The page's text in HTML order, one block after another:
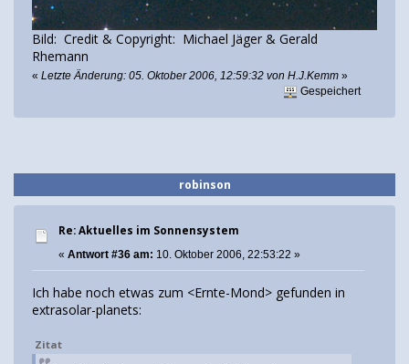
Bild: Credit & Copyright: Michael Jäger & Gerald
Rhemann
« Letzte Änderung: 05. Oktober 2006, 12:59:32 von H.J.Kemm »
Gespeichert
robinson
Re: Aktuelles im Sonnensystem
« Antwort #36 am: 10. Oktober 2006, 22:53:22 »
Ich habe noch etwas zum <Ernte-Mond> gefunden in
extrasolar-planets:
Zitat